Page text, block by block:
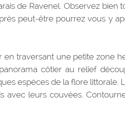
de Ravenel. Observez bien
peut-être pourrez vous y
traversant une petite zone
côtier au relief
espèces de la flore littorale.
leurs couvées.